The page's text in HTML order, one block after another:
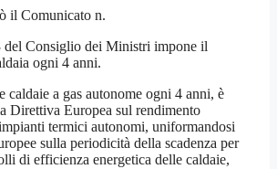
il Comunicato n.
del Consiglio dei Ministri impone il
ogni 4 anni.
caldaie a gas autonome ogni 4 anni, è
Direttiva Europea sul rendimento
termici autonomi, uniformandosi
sulla periodicità della scadenza per
di efficienza energetica delle caldaie,